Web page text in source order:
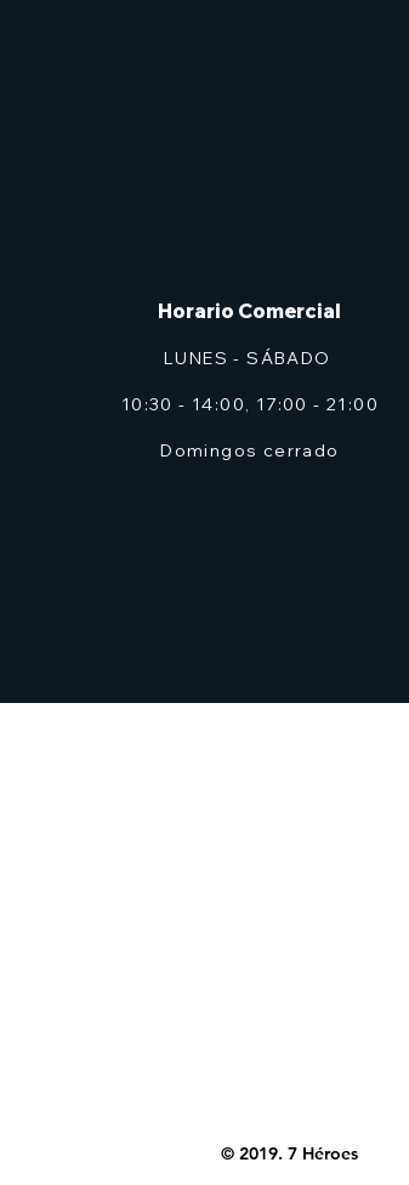
Horario Comercial
LUNES - SÁBADO
10:30 - 14:00, 17:00 - 21:00
Domingos cerrado
© 2019. 7 Héroes